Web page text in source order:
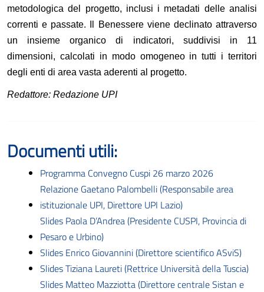
metodologica del progetto, inclusi i metadati delle analisi
correnti e passate. Il Benessere viene declinato attraverso
un insieme organico di indicatori, suddivisi in 11
dimensioni, calcolati in modo omogeneo in tutti i territori
degli enti di area vasta aderenti al progetto.
Redattore: Redazione UPI
Documenti utili:
Programma Convegno Cuspi 26 marzo 2026
Relazione Gaetano Palombelli (Responsabile area
istituzionale UPI, Direttore UPI Lazio)
Slides Paola D’Andrea (Presidente CUSPI, Provincia di
Pesaro e Urbino)
Slides Enrico Giovannini (Direttore scientifico ASviS)
Slides Tiziana Laureti (Rettrice Università della Tuscia)
Slides Matteo Mazziotta (Direttore centrale Sistan e